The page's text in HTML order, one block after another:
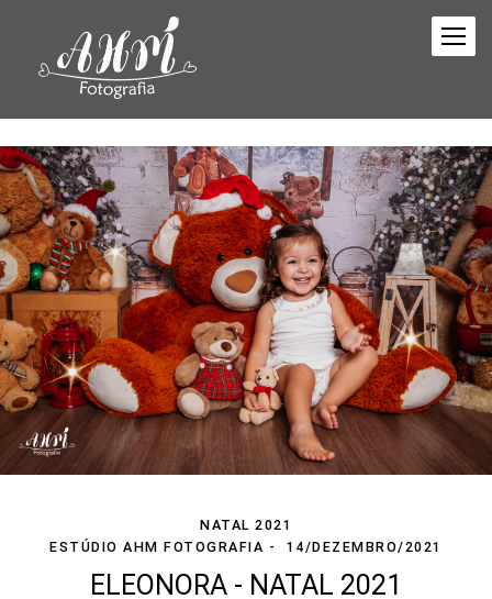
NATAL 2021
ESTÚDIO AHM FOTOGRAFIA
14/DEZEMBRO/2021
ELEONORA - NATAL 2021